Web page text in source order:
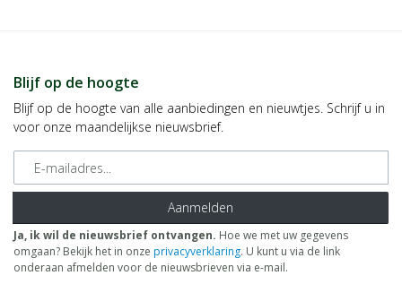
Blijf op de hoogte
Blijf op de hoogte van alle aanbiedingen en nieuwtjes. Schrijf u in
voor onze maandelijkse nieuwsbrief.
E-mailadres
Aanmelden
Ja, ik wil de nieuwsbrief ontvangen. Hoe we met uw gegevens
omgaan? Bekijk het in onze privacyverklaring. U kunt u via de link
onderaan afmelden voor de nieuwsbrieven via e-mail.